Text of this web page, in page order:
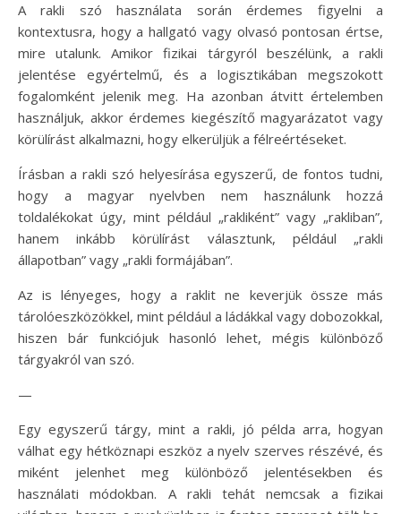
A rakli szó használata során érdemes figyelni a
kontextusra, hogy a hallgató vagy olvasó pontosan értse,
mire utalunk. Amikor fizikai tárgyról beszélünk, a rakli
jelentése egyértelmű, és a logisztikában megszokott
fogalomként jelenik meg. Ha azonban átvitt értelemben
használjuk, akkor érdemes kiegészítő magyarázatot vagy
körülírást alkalmazni, hogy elkerüljük a félreértéseket.
Írásban a rakli szó helyesírása egyszerű, de fontos tudni,
hogy a magyar nyelvben nem használunk hozzá
toldalékokat úgy, mint például „rakliként” vagy „rakliban”,
hanem inkább körülírást választunk, például „rakli
állapotban” vagy „rakli formájában”.
Az is lényeges, hogy a raklit ne keverjük össze más
tárolóeszközökkel, mint például a ládákkal vagy dobozokkal,
hiszen bár funkciójuk hasonló lehet, mégis különböző
tárgyakról van szó.
—
Egy egyszerű tárgy, mint a rakli, jó példa arra, hogyan
válhat egy hétköznapi eszköz a nyelv szerves részévé, és
miként jelenhet meg különböző jelentésekben és
használati módokban. A rakli tehát nemcsak a fizikai